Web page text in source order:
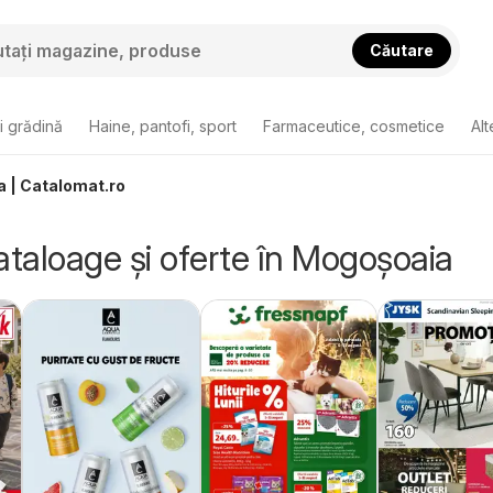
Căutare
grădină Haine, pantofi, sport Farmaceutice, cosmetice
| Catalomat.ro
și oferte în Mogoşoaia